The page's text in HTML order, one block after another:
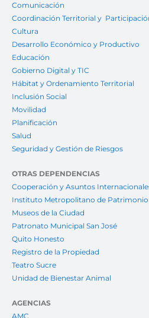
Comunicación
Coordinación Territorial y
Cultura
Desarrollo Económico y Productivo
Educación
Gobierno Digital y TIC
Hábitat y Ordenamiento Territorial
Inclusión Social
Movilidad
Planificación
Salud
Seguridad y Gestión de Riesgos
OTRAS DEPENDENCIAS
Cooperación y Asuntos
Instituto Metropolitano de Patrimonio
Museos de la Ciudad
Patronato Municipal San José
Quito Honesto
Registro de la Propiedad
Teatro Sucre
Unidad de Bienestar Animal
AGENCIAS
AMC